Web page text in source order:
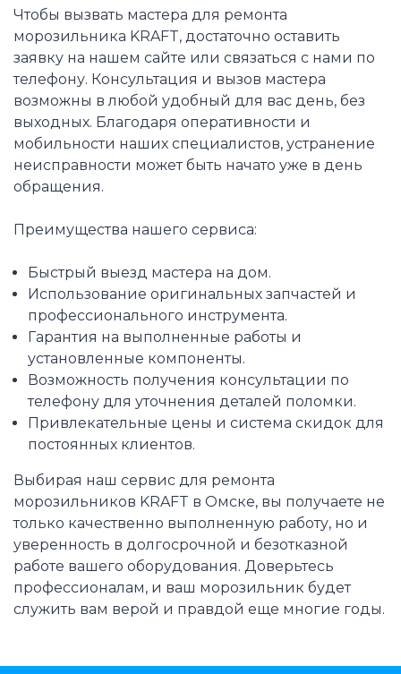
Чтобы вызвать мастера для ремонта
морозильника KRAFT, достаточно оставить
заявку на нашем сайте или связаться с нами по
телефону. Консультация и вызов мастера
возможны в любой удобный для вас день, без
выходных. Благодаря оперативности и
мобильности наших специалистов, устранение
неисправности может быть начато уже в день
обращения.
Преимущества нашего сервиса:
Быстрый выезд мастера на дом.
Использование оригинальных запчастей и
профессионального инструмента.
Гарантия на выполненные работы и
установленные компоненты.
Возможность получения консультации по
телефону для уточнения деталей поломки.
Привлекательные цены и система скидок для
постоянных клиентов.
Выбирая наш сервис для ремонта
морозильников KRAFT в Омске, вы получаете не
только качественно выполненную работу, но и
уверенность в долгосрочной и безотказной
работе вашего оборудования. Доверьтесь
профессионалам, и ваш морозильник будет
служить вам верой и правдой еще многие годы.